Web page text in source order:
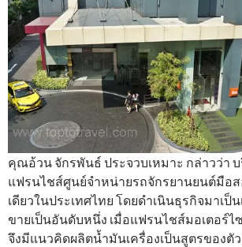
คุณอ้วน จักรพันธ์ ประจวบเหมาะ กล่าวว่า
แฟรนไชส์ศูนย์จำหน่ายรถจักรยานยนต์มือส
เดียวในประเทศไทย โดยดำเนินธุรกิจมาเป็
ขายเป็นอันดับหนึ่ง เมื่อแฟรนไชส์มอเตอร์
จึงมีแนวคิดผลิตน้ำมันเครื่องเป็นสูตรของตั